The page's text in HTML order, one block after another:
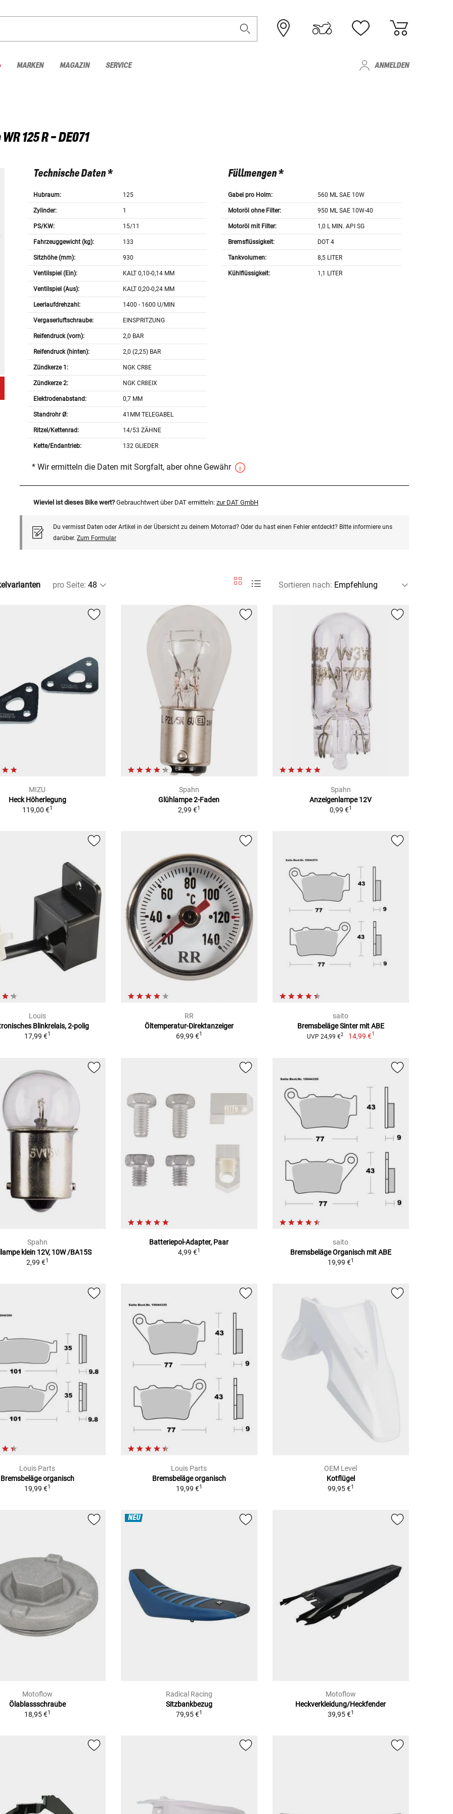
MARKEN MAGAZIN SERVICE ANMELDEN
WR 125 R - DE071
Technische Daten *
Hubraum: 125
Zylinder: 1
PS/KW: 15/11
Fahrzeuggewicht (kg): 133
Sitzhöhe (mm): 930
Ventilspiel (Ein): KALT 0,10-0,14 MM
Ventilspiel (Aus): KALT 0,20-0,24 MM
Leerlaufdrehzahl: 1400 - 1600 U/MIN
Vergaserluftschraube: EINSPRITZUNG
Reifendruck (vorn): 2,0 BAR
Reifendruck (hinten): 2,0 (2,25) BAR
Zündkerze 1: NGK CR8E
Zündkerze 2: NGK CR8EIX
Elektrodenabstand: 0,7 MM
Standrohr Ø: 41MM TELEGABEL
Ritzel/Kettenrad: 14/53 ZÄHNE
Kette/Endantrieb: 132 GLIEDER
Füllmengen *
Gabel pro Holm: 560 ML SAE 10W
Motoröl ohne Filter: 950 ML SAE 10W-40
Motoröl mit Filter: 1,0 L MIN. API SG
Bremsflüssigkeit: DOT 4
Tankvolumen: 8,5 LITER
Kühlflüssigkeit: 1,1 LITER
* Wir ermitteln die Daten mit Sorgfalt, aber ohne Gewähr
Wieviel ist dieses Bike wert? Gebrauchtwert über DAT ermitteln: zur DAT GmbH
Du vermisst Daten oder Artikel in der Übersicht zu deinem Motorrad? Oder du hast einen Fehler entdeckt? Bitte informiere uns
darüber. Zum Formular
pro Seite: Sortieren nach:
MIZU
Heck Höherlegung
119,00 €1
Spahn
Glühlampe 2-Faden
2,99 €1
Spahn
Anzeigenlampe 12V
0,99 €1
Louis
Blinkrelais, 2-polig
17,99 €1
RR
Öltemperatur-Direktanzeiger
69,99 €1
saito
Bremsbeläge Sinter mit ABE
UVP 24,99 €2 14,99 €1
Spahn
klein 12V, 10W /BA15S
2,99 €1
Batteriepol-Adapter, Paar
4,99 €1
saito
Bremsbeläge Organisch mit ABE
19,99 €1
Louis Parts
Bremsbeläge organisch
19,99 €1
Louis Parts
Bremsbeläge organisch
19,99 €1
OEM Level
Kotflügel
99,95 €1
Motoflow
Ölablassschraube
18,95 €1
NEU
Radical Racing
Sitzbankbezug
79,95 €1
Motoflow
Heckverkleidung/Heckfender
39,95 €1